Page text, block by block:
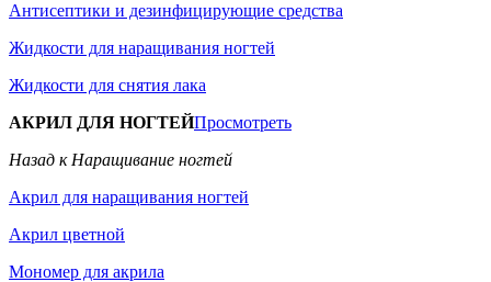
Антисептики и дезинфицирующие средства
Жидкости для наращивания ногтей
Жидкости для снятия лака
АКРИЛ ДЛЯ НОГТЕЙПросмотреть
Назад к Наращивание ногтей
Акрил для наращивания ногтей
Акрил цветной
Мономер для акрила